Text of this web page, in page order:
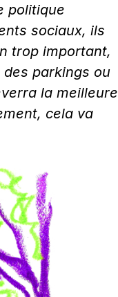
politique
sociaux, ils
trop important,
parkings ou
la meilleure
cela va